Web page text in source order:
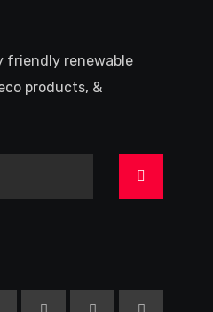
friendly renewable
products, &
>